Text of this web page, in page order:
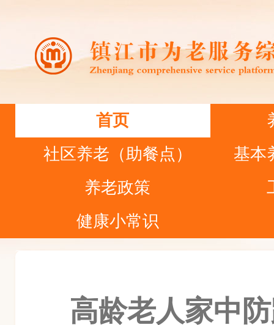
首页
社区养老（助餐点）
基本
养老政策
健康小常识
高龄老人家中